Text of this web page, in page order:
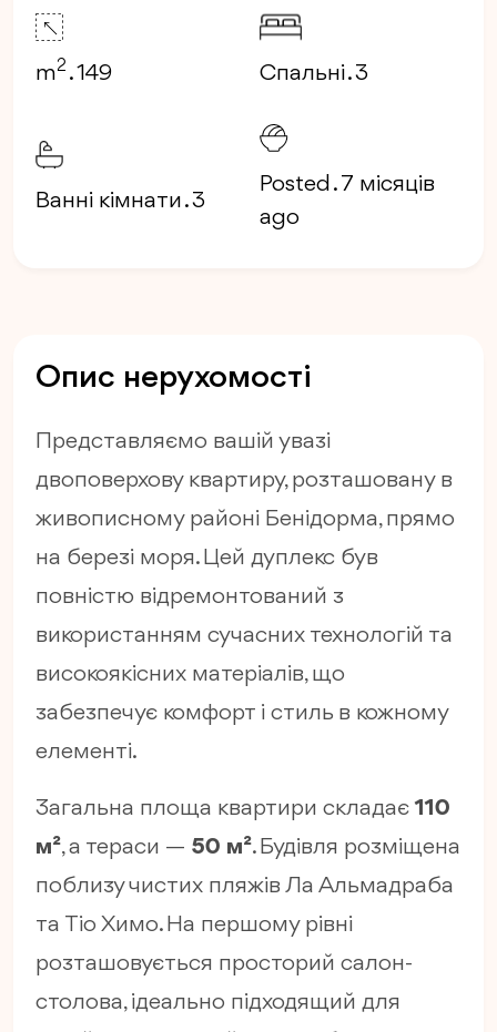
m2 . 149 Спальні . 3
Ванні кімнати . 3
Posted . 7 місяців
ago
Опис нерухомості
Представляємо вашій увазі
двоповерхову квартиру, розташовану в
живописному районі Бенідорма, прямо
на березі моря. Цей дуплекс був
повністю відремонтований з
використанням сучасних технологій та
високоякісних матеріалів, що
забезпечує комфорт і стиль в кожному
елементі.
Загальна площа квартири складає 110
м², а тераси — 50 м². Будівля розміщена
поблизу чистих пляжів Ла Альмадраба
та Тіо Химо. На першому рівні
розташовується просторий салон-
столова, ідеально підходящий для